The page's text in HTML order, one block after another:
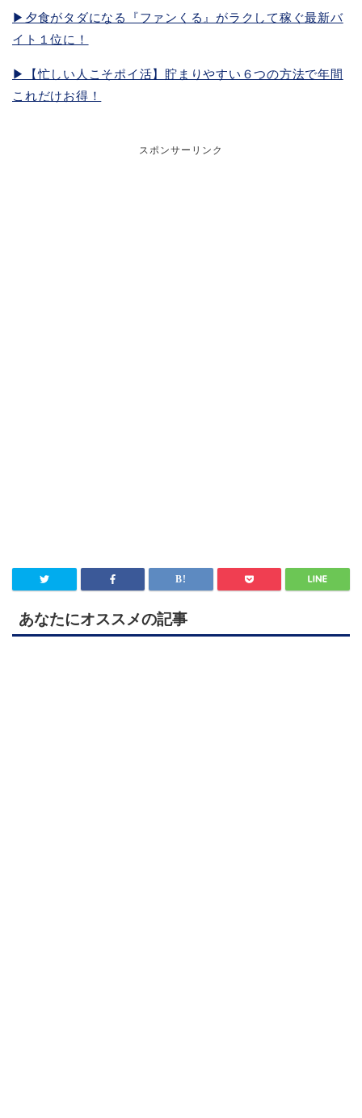
▶︎夕食がタダになる『ファンくる』がラクして稼ぐ最新バ
イト１位に！
▶︎【忙しい人こそポイ活】貯まりやすい６つの方法で年間
これだけお得！
スポンサーリンク
あなたにオススメの記事